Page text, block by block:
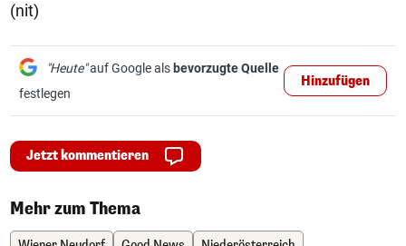
(nit)
"Heute"auf Google als bevorzugte Quelle
festlegen
Hinzufügen
Jetzt kommentieren
Mehr zum Thema